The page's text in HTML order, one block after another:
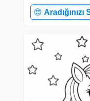
😍 Aradığınızı